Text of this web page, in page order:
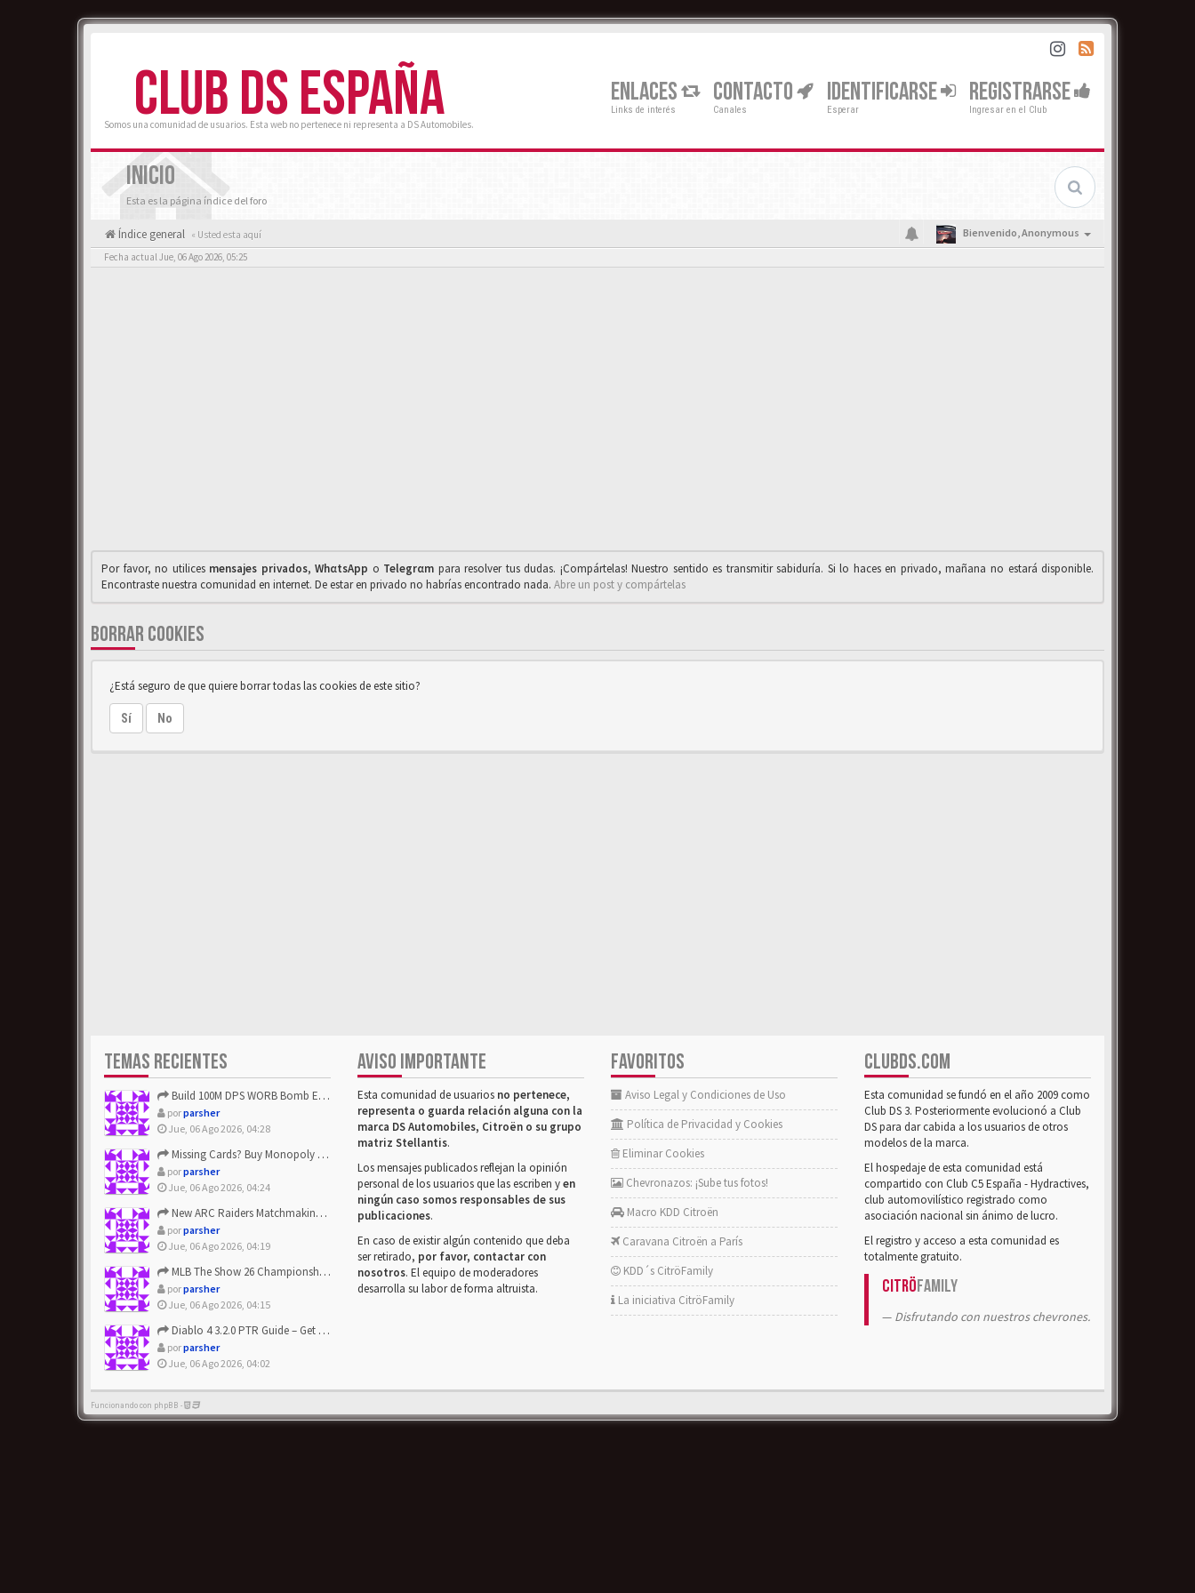
CLUB DS ESPAÑA
Somos una comunidad de usuarios. Esta web no pertenece ni representa a DS Automobiles.
ENLACES
Links de interés
CONTACTO
Canales
IDENTIFICARSE
Esperar
REGISTRARSE
Ingresar en el Club
INICIO
Esta es la página índice del foro
Índice general « Usted esta aquí Bienvenido,Anonymous
Fecha actual Jue, 06 Ago 2026, 05:25
Por favor, no utilices mensajes privados,WhαtsApp o Telegrαm para resolver tus dudas. ¡Compártelas! Nuestro sentido es transmitir sabiduría. Si lo haces en privado, mañana no estará disponible.
Encontraste nuestra comunidad en internet. De estar en privado no habrías encontrado nada. Abre un post y compártelas
BORRAR COOKIES
¿Está seguro de que quiere borrar todas las cookies de este sitio?
Sí No
TEMAS RECIENTES
Build 100M DPS WORB Bomb Elementalist Fast - Grab POE Curren...
porparsher
Jue, 06 Ago 2026, 04:28
Missing Cards? Buy Monopoly Go Happy Harvest with Looney Tun...
porparsher
Jue, 06 Ago 2026, 04:24
New ARC Raiders Matchmaking Update: Stop Failed - Grab Bluep...
porparsher
Jue, 06 Ago 2026, 04:19
MLB The Show 26 Championship Series Update! Get Cheap & ...
porparsher
Jue, 06 Ago 2026, 04:15
Diablo 4 3.2.0 PTR Guide – Get 8% Off Items Quickly to Test ...
porparsher
Jue, 06 Ago 2026, 04:02
AVISO IMPORTANTE
Esta comunidad de usuarios no pertenece,
representa o guarda relación alguna con la
marca DS Automobiles, Citroën o su grupo
matriz Stellantis.
Los mensajes publicados reflejan la opinión
personal de los usuarios que las escriben yen
ningún caso somos responsables de sus
publicaciones.
En caso de existir algún contenido que deba
ser retirado, por favor, contactar con
nosotros. El equipo de moderadores
desarrolla su labor de forma altruista.
FAVORITOS
Aviso Legal y Condiciones de Uso
Política de Privacidad y Cookies
Eliminar Cookies
Chevronazos: ¡Sube tus fotos!
Macro KDD Citroën
Caravana Citroën a París
KDD´s CitröFamily
La iniciativa CitröFamily
CLUBDS.COM
Esta comunidad se fundó en el año 2009 como
Club DS 3. Posteriormente evolucionó a Club
DS para dar cabida a los usuarios de otros
modelos de la marca.
El hospedaje de esta comunidad está
compartido con Club C5 España - Hydractives,
club automovilístico registrado como
asociación nacional sin ánimo de lucro.
El registro y acceso a esta comunidad es
totalmente gratuito.
CitröFamily
Disfrutando con nuestros chevrones.
Funcionando con phpBB -